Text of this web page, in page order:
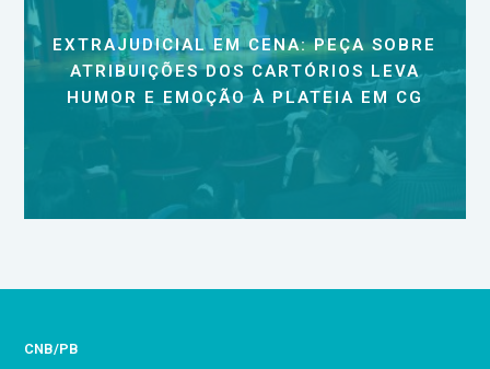
EXTRAJUDICIAL EM CENA: PEÇA SOBRE
ATRIBUIÇÕES DOS CARTÓRIOS LEVA
HUMOR E EMOÇÃO À PLATEIA EM CG
CNB/PB